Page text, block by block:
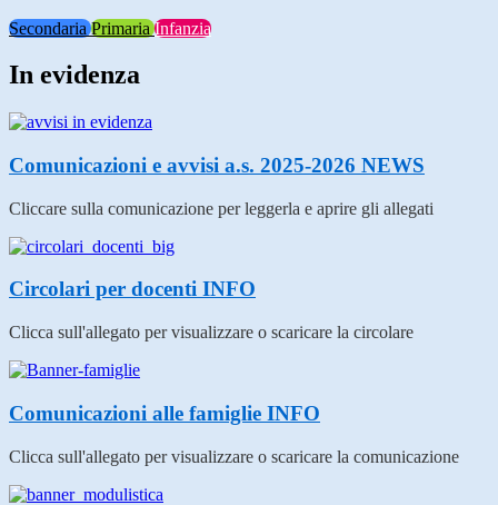
SecondariaPrimariaInfanzia
In evidenza
Comunicazioni e avvisi a.s. 2025-2026 NEWS
Cliccare sulla comunicazione per leggerla e aprire gli allegati
Circolari per docenti INFO
Clicca sull'allegato per visualizzare o scaricare la circolare
Comunicazioni alle famiglie INFO
Clicca sull'allegato per visualizzare o scaricare la comunicazione